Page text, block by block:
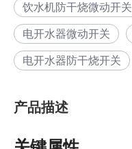
饮水机防干烧微动开关
电开水器微动开关
电开水器防干烧开关
产品描述